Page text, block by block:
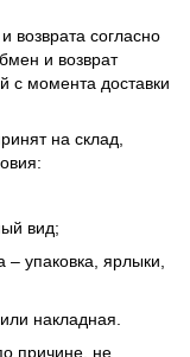
возврата согласно
и возврат
с момента доставки
на склад,
вид;
– упаковка, ярлыки,
накладная.
причине, не